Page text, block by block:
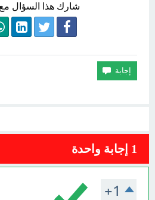
شارك هذا السؤال
1 إجابة واحدة
+1